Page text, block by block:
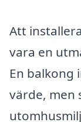
Att
vara en
En balkong
värde, men